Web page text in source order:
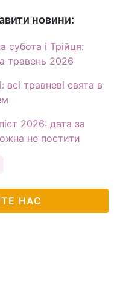
новини:
субота і Трійця:
травень 2026
всі травневі свята в
2026: дата за
не постити
НАС